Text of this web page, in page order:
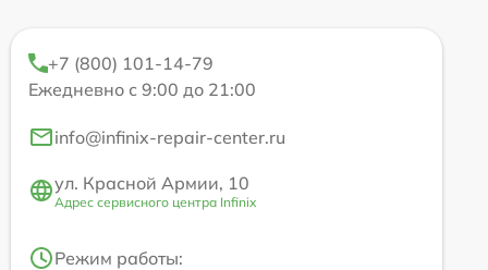
+7 (800) 101-14-79
Ежедневно с 9:00 до 21:00
info@infinix-repair-center.ru
ул. Красной Армии, 10
Адрес сервисного центра Infinix
Режим работы: